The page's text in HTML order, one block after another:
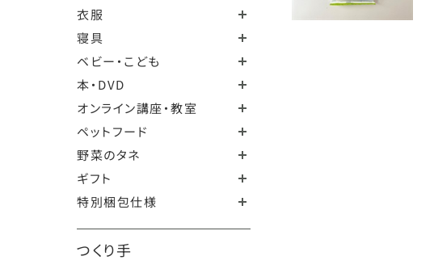
衣服
寝具
ベビー・こども
本・DVD
オンライン講座・教室
ペットフード
野菜のタネ
ギフト
特別梱包仕様
つくり手